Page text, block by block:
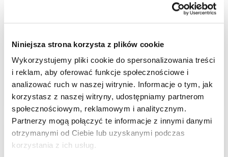
Niniejsza strona korzysta z plików cookie
Wykorzystujemy pliki cookie do spersonalizowania treści
i reklam, aby oferować funkcje społecznościowe i
analizować ruch w naszej witrynie. Informacje o tym, jak
korzystasz z naszej witryny, udostępniamy partnerom
społecznościowym, reklamowym i analitycznym.
Partnerzy mogą połączyć te informacje z innymi danymi
otrzymanymi od Ciebie lub uzyskanymi podczas
korzystania z ich usług.
ul. Piłsudskiego
zobacz szczegóły
Już w sprzedaży!